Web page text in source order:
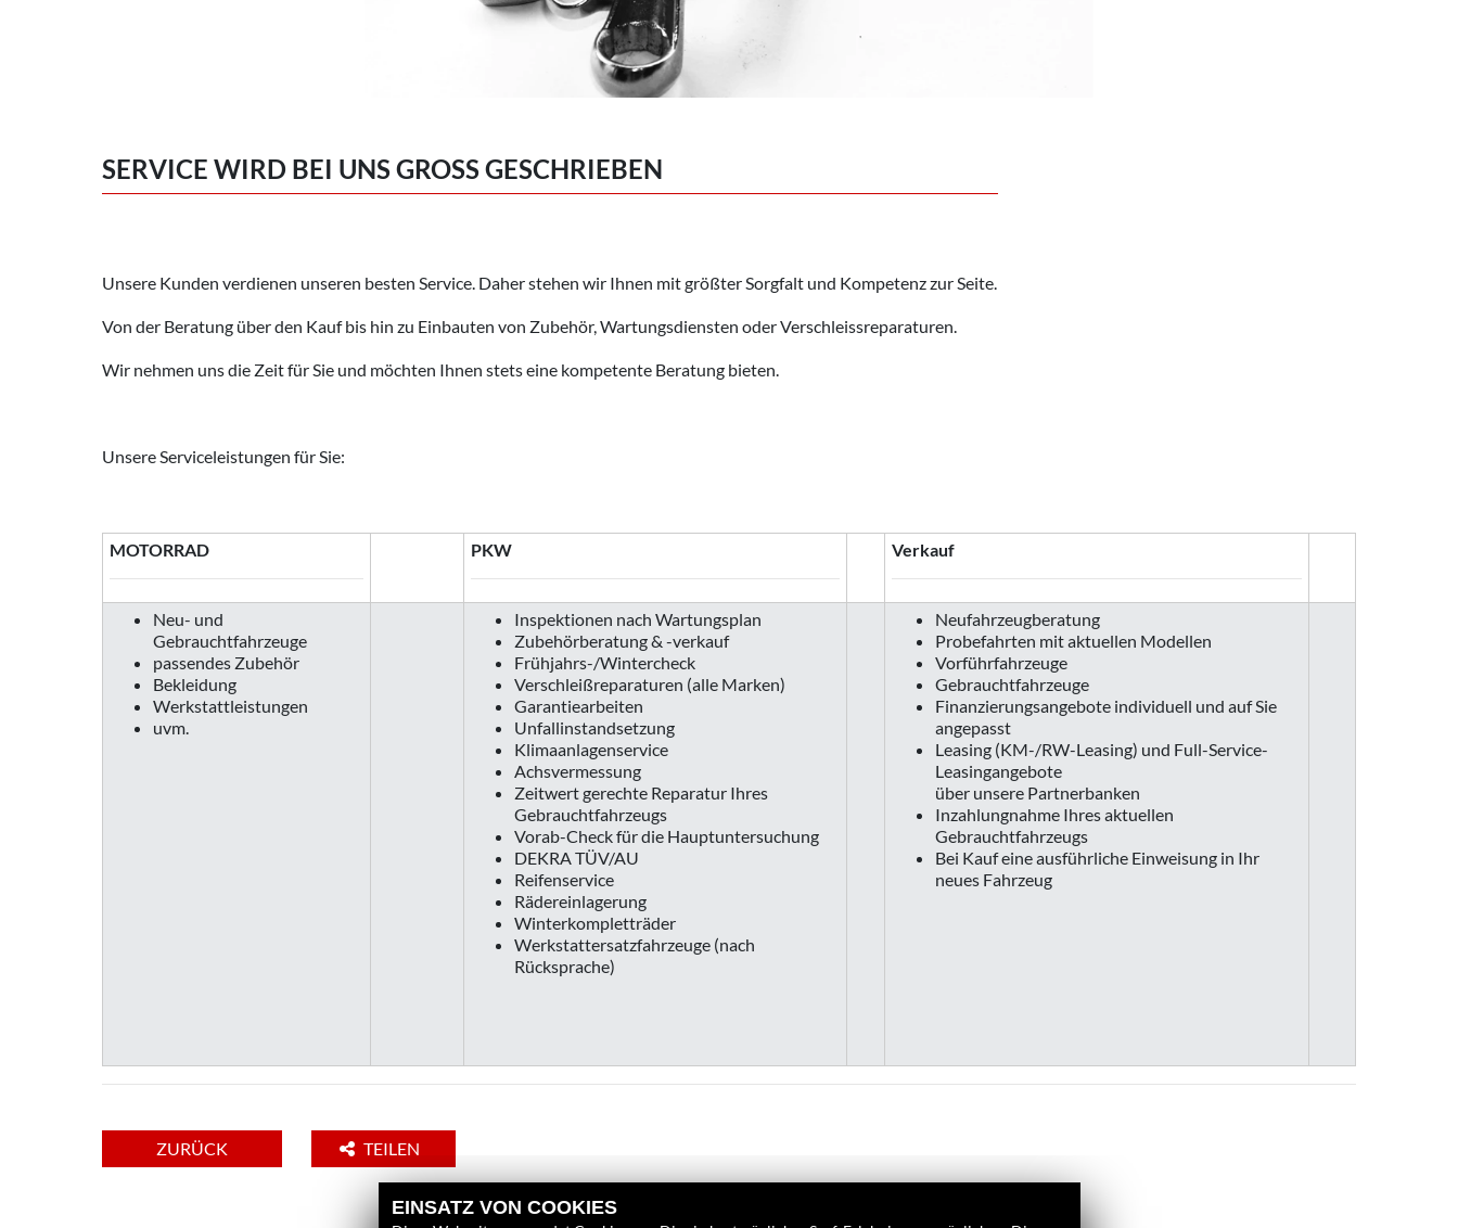
SERVICE WIRD BEI UNS GROSS GESCHRIEBEN
Unsere Kunden verdienen unseren besten Service. Daher stehen wir Ihnen mit größter Sorgfalt und Kompetenz zur Seite.
Von der Beratung über den Kauf bis hin zu Einbauten von Zubehör, Wartungsdiensten oder Verschleissreparaturen.
Wir nehmen uns die Zeit für Sie und möchten Ihnen stets eine kompetente Beratung bieten.
Unsere Serviceleistungen für Sie:
MOTORRAD PKW Verkauf
Neu- und
Gebrauchtfahrzeuge
passendes Zubehör
Bekleidung
Werkstattleistungen
uvm.
Inspektionen nach Wartungsplan
Zubehörberatung & -verkauf
Frühjahrs-/Wintercheck
Verschleißreparaturen (alle Marken)
Garantiearbeiten
Unfallinstandsetzung
Klimaanlagenservice
Achsvermessung
Zeitwert gerechte Reparatur Ihres
Gebrauchtfahrzeugs
Vorab-Check für die Hauptuntersuchung
DEKRA TÜV/AU
Reifenservice
Rädereinlagerung
Winterkompletträder
Werkstattersatzfahrzeuge (nach
Rücksprache)
Neufahrzeugberatung
Probefahrten mit aktuellen Modellen
Vorführfahrzeuge
Gebrauchtfahrzeuge
Finanzierungsangebote individuell und auf Sie
angepasst
Leasing (KM-/RW-Leasing) und Full-Service-
Leasingangebote
über unsere Partnerbanken
Inzahlungnahme Ihres aktuellen
Gebrauchtfahrzeugs
Bei Kauf eine ausführliche Einweisung in Ihr
neues Fahrzeug
ZURÜCK TEILEN
EINSATZ VON COOKIES